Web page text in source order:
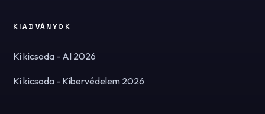
KIADVÁNYOK
Ki kicsoda - AI 2026
Ki kicsoda - Kibervédelem 2026